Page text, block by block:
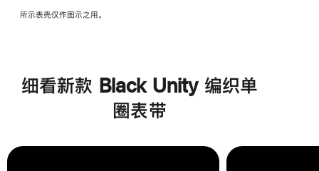
所示表壳仅作图示之用。
细看新款 Black Unity 编织单
圈表带